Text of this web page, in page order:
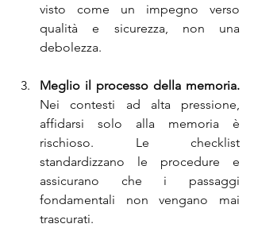
visto come un impegno verso
qualità e sicurezza, non una
debolezza.
Nei contesti ad alta pressione,
affidarsi solo alla memoria è
rischioso. Le checklist
standardizzano le procedure e
assicurano che i passaggi
fondamentali non vengano mai
trascurati.